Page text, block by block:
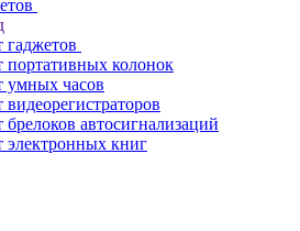
гаджетов
портативных колонок
умных часов
видеорегистраторов
брелоков автосигнализаций
электронных книг